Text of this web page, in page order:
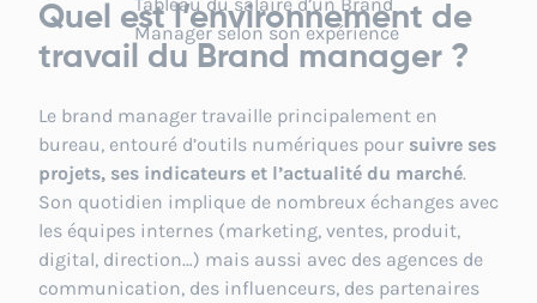
Manager selon son expérience
Quel est l’environnement de
travail du Brand manager ?
Le brand manager travaille principalement en
bureau, entouré d’outils numériques pour suivre ses
projets, ses indicateurs et l’actualité du marché.
Son quotidien implique de nombreux échanges avec
les équipes internes (marketing, ventes, produit,
digital, direction…) mais aussi avec des agences de
communication, des influenceurs, des partenaires